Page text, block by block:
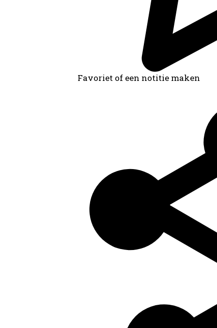
Favoriet of een notitie maken